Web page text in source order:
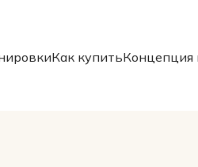
Как купитьКонцепция